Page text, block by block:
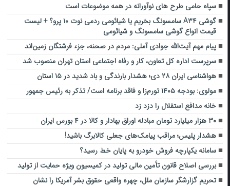
سپاه حامی طرح های نوآورانه در همه موضوعات است
گوشی A۳۴ سامسونگ بخریم یا شیائومی ردمی نوت ۱۰ پرو؟ + لیست
قیمت انواع گوشی سامسونگ و شیائومی
پیام مهم آیت‌الله جوادی آملی: مردم در صحنه، جزء فرشتگان زمین‌اند
سرپرست اداره کل تعاون، کار و رفاه اجتماعی استان تهران منصوب شد
هواشناسی ایران ۲۸ دی؛ هشدار بارندگی و باد شدید در ۱۵ استان
مولوی: بودجه ۱۴۰۵ تورم‌زا و فاقد برنامه است/ تذکر به رئیس جمهور
خانه مدافع استقلال را دزد زد
۳۰ هزار میلیارد تومان مبادله اوراق بهادار و کالا در ۴ بورس ایران
هشدار پلیس؛ مراقب پیامک‌های جعلی کالابرگ باشید!
سامانه یکپارچه فروش خودرو به پایان خط رسید؟
بررسی اصلاح قانون تأمین مالی تولید در کمیسیون ویژه حمایت از تولید
تحریم گزارشگر سازمان ملل، چهره واقعی حقوق بشر آمریکا را نشان